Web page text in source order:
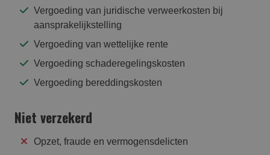
Vergoeding van juridische verweerkosten bij
aansprakelijkstelling
Vergoeding van wettelijke rente
Vergoeding schaderegelingskosten
Vergoeding bereddingskosten
Niet verzekerd
Opzet, fraude en vermogensdelicten